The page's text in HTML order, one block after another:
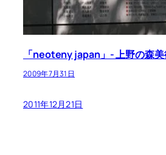
「neoteny japan」- 上野の森
2009年7月31日
2011年12月21日